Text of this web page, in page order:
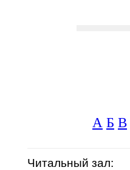
А Б В
Читальный зал: